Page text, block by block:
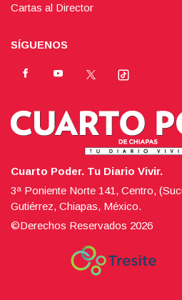
Cartas al Director
SÍGUENOS
Cuarto Poder. Tu Diario Vivir.
3ª Poniente Norte 141, Centro,
Gutiérrez, Chiapas, México.
©Derechos Reservados 2026